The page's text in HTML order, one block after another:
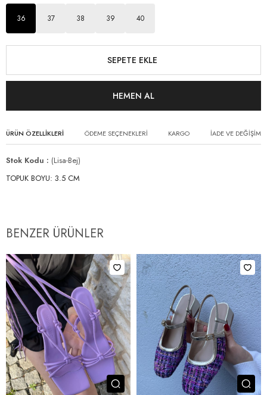
36 37 38 39 40
ÜRÜN ÖZELLIKLERI ÖDEME SEÇENEKLERI KARGO İADE VE DEĞİŞİM
Stok Kodu
(Lisa-Bej)
TOPUK BOYU: 3.5 CM
BENZER ÜRÜNLER
Ürünü İncele